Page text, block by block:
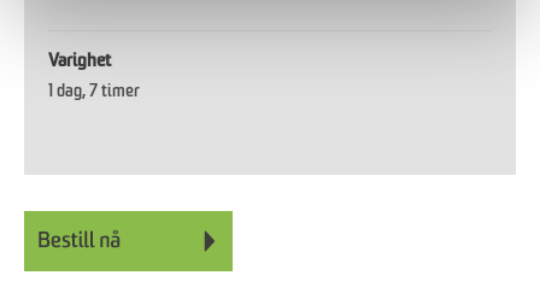
Varighet
1 dag 7 timer